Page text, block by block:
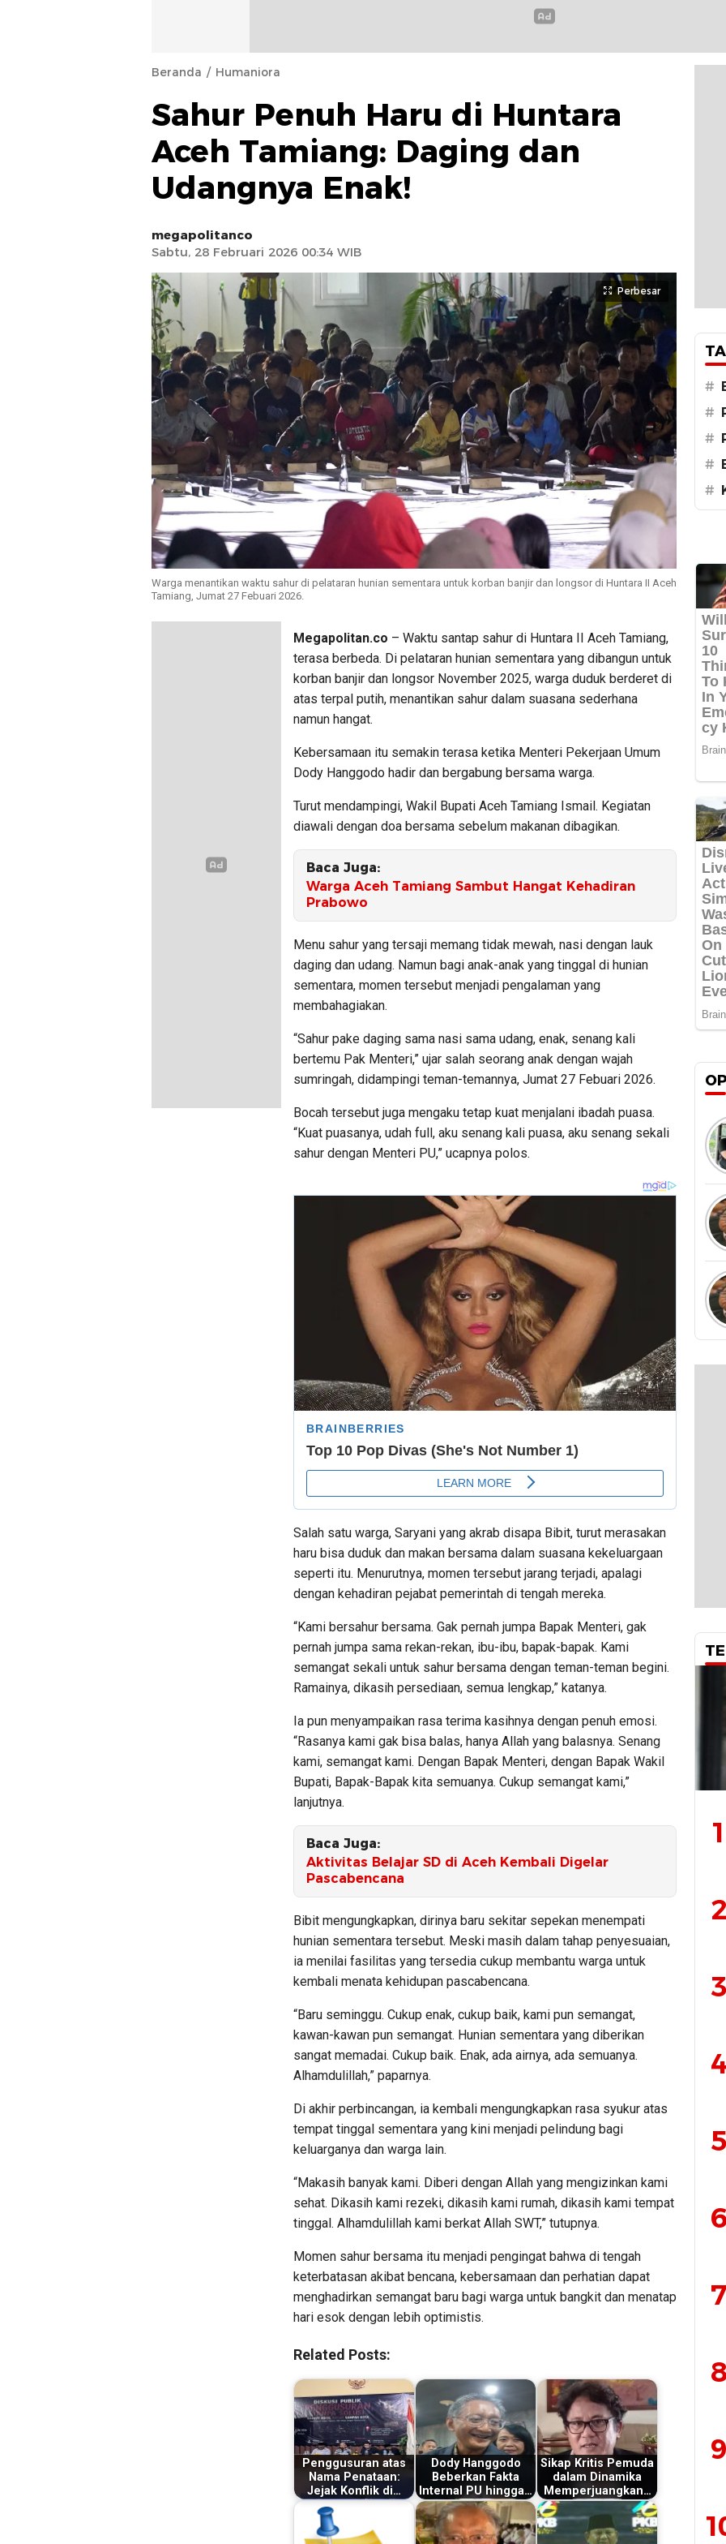
Beranda Humaniora
Sahur Penuh Haru di Huntara
Aceh Tamiang: Daging dan
Udangnya Enak!
megapolitanco
Sabtu, 28 Februari 2026 00:34 WIB
Perbesar
Warga menantikan waktu sahur di pelataran hunian sementara untuk korban banjir dan longsor di Huntara II Aceh
Tamiang, Jumat 27 Febuari 2026.
Megapolitan.co – Waktu santap sahur di Huntara II Aceh Tamiang,
terasa berbeda. Di pelataran hunian sementara yang dibangun untuk
korban banjir dan longsor November 2025, warga duduk berderet di
atas terpal putih, menantikan sahur dalam suasana sederhana
namun hangat.
Kebersamaan itu semakin terasa ketika Menteri Pekerjaan Umum
Dody Hanggodo hadir dan bergabung bersama warga.
Turut mendampingi, Wakil Bupati Aceh Tamiang Ismail. Kegiatan
diawali dengan doa bersama sebelum makanan dibagikan.
Baca Juga:
Warga Aceh Tamiang Sambut Hangat Kehadiran
Prabowo
Menu sahur yang tersaji memang tidak mewah, nasi dengan lauk
daging dan udang. Namun bagi anak-anak yang tinggal di hunian
sementara, momen tersebut menjadi pengalaman yang
membahagiakan.
“Sahur pake daging sama nasi sama udang, enak, senang kali
bertemu Pak Menteri,” ujar salah seorang anak dengan wajah
sumringah, didampingi teman-temannya, Jumat 27 Febuari 2026.
Bocah tersebut juga mengaku tetap kuat menjalani ibadah puasa.
“Kuat puasanya, udah full, aku senang kali puasa, aku senang sekali
sahur dengan Menteri PU,” ucapnya polos.
Salah satu warga, Saryani yang akrab disapa Bibit, turut merasakan
haru bisa duduk dan makan bersama dalam suasana kekeluargaan
seperti itu. Menurutnya, momen tersebut jarang terjadi, apalagi
dengan kehadiran pejabat pemerintah di tengah mereka.
“Kami bersahur bersama. Gak pernah jumpa Bapak Menteri, gak
pernah jumpa sama rekan-rekan, ibu-ibu, bapak-bapak. Kami
semangat sekali untuk sahur bersama dengan teman-teman begini.
Ramainya, dikasih persediaan, semua lengkap,” katanya.
Ia pun menyampaikan rasa terima kasihnya dengan penuh emosi.
“Rasanya kami gak bisa balas, hanya Allah yang balasnya. Senang
kami, semangat kami. Dengan Bapak Menteri, dengan Bapak Wakil
Bupati, Bapak-Bapak kita semuanya. Cukup semangat kami,”
lanjutnya.
Baca Juga:
Aktivitas Belajar SD di Aceh Kembali Digelar
Pascabencana
Bibit mengungkapkan, dirinya baru sekitar sepekan menempati
hunian sementara tersebut. Meski masih dalam tahap penyesuaian,
ia menilai fasilitas yang tersedia cukup membantu warga untuk
kembali menata kehidupan pascabencana.
“Baru seminggu. Cukup enak, cukup baik, kami pun semangat,
kawan-kawan pun semangat. Hunian sementara yang diberikan
sangat memadai. Cukup baik. Enak, ada airnya, ada semuanya.
Alhamdulillah,” paparnya.
Di akhir perbincangan, ia kembali mengungkapkan rasa syukur atas
tempat tinggal sementara yang kini menjadi pelindung bagi
keluarganya dan warga lain.
“Makasih banyak kami. Diberi dengan Allah yang mengizinkan kami
sehat. Dikasih kami rezeki, dikasih kami rumah, dikasih kami tempat
tinggal. Alhamdulillah kami berkat Allah SWT,” tutupnya.
Momen sahur bersama itu menjadi pengingat bahwa di tengah
keterbatasan akibat bencana, kebersamaan dan perhatian dapat
menghadirkan semangat baru bagi warga untuk bangkit dan menatap
hari esok dengan lebih optimistis.
Related Posts:
Penggusuran atas
Nama Penataan:
Jejak Konflik di…
Dody Hanggodo
Beberkan Fakta
Internal PU hingga…
Sikap Kritis Pemuda
dalam Dinamika
Memperjuangkan…
#
#
#
#
#
1
2
3
4
5
6
7
8
9